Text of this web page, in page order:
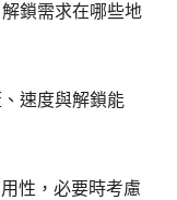
鎖需求在哪些地
速度與解鎖能
性，必要時考慮